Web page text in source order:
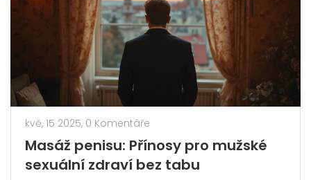
kvě, 15 2025, 0 Komentáře
Masáž penisu: Přínosy pro mužské
sexuální zdraví bez tabu